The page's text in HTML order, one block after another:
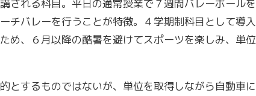
される科目。平日の通常授業で７週間バレーボールを
チバレーを行うことが特徴。４学期制科目として導入
め、６月以降の酷暑を避けてスポーツを楽しみ、単位
するものではないが、単位を取得しながら自動車に